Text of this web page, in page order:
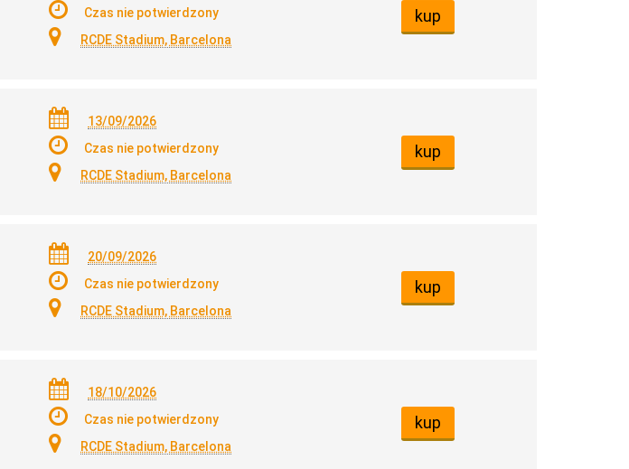
Czas nie potwierdzony
RCDE Stadium, Barcelona
kup
13/09/2026
Czas nie potwierdzony
RCDE Stadium, Barcelona
kup
20/09/2026
Czas nie potwierdzony
RCDE Stadium, Barcelona
kup
18/10/2026
Czas nie potwierdzony
RCDE Stadium, Barcelona
kup